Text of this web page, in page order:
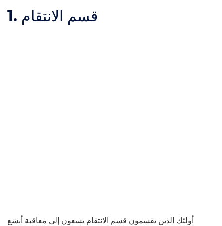
1. قسم الانتقام
أولئك الذين يقسمون قسم الانتقام يسعون إلى معاقبة أبشع